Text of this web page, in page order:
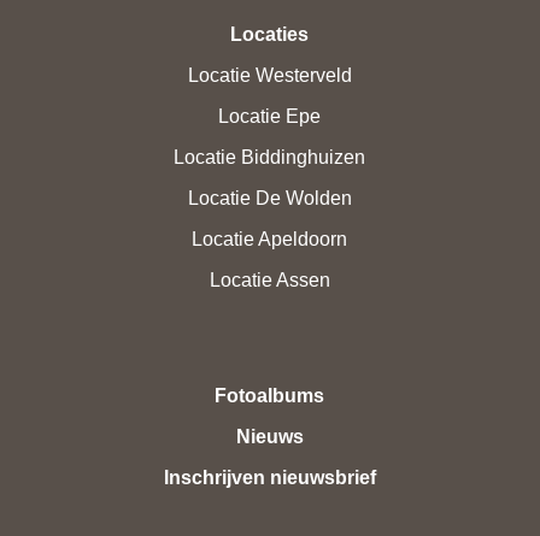
Locaties
Locatie Westerveld
Locatie Epe
Locatie Biddinghuizen
Locatie De Wolden
Locatie Apeldoorn
Locatie Assen
Fotoalbums
Nieuws
Inschrijven nieuwsbrief